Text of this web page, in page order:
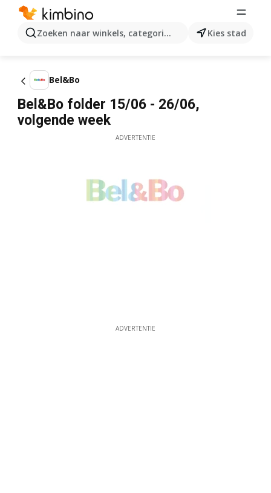
Zoeken naar winkels, categorieën, producten...
Kies stad
Bel&Bo
Bel&Bo folder 15/06 - 26/06,
volgende week
ADVERTENTIE
ADVERTENTIE